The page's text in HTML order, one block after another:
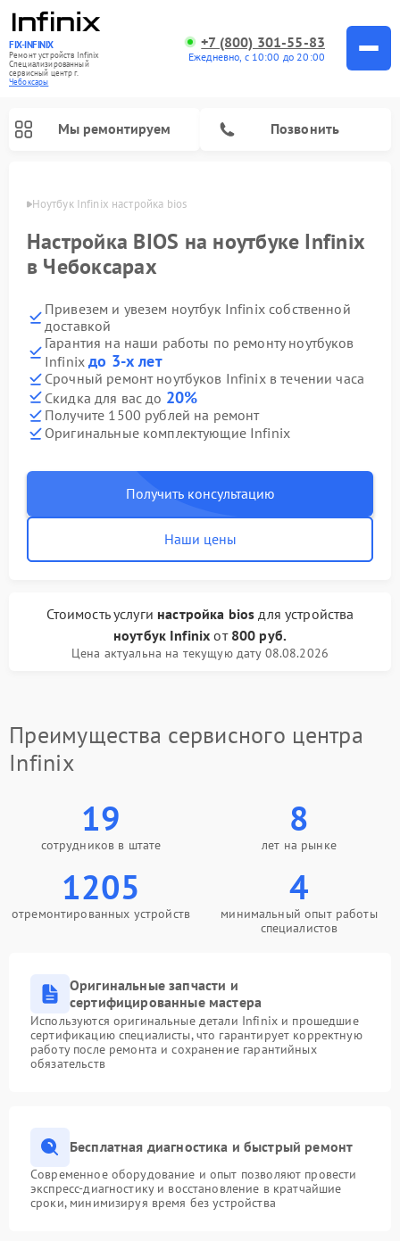
FIX-INFINIX
Ремонт устройств Infinix
Специализированный
cервисный центр г.
Чебоксары
+7 (800) 301-55-83
Ежедневно, с 10:00 до 20:00
Мы ремонтируем Позвонить
Ноутбук Infinix настройка bios
Настройка BIOS на ноутбуке Infinix
в Чебоксарах
Привезем и увезем ноутбук Infinix собственной
доставкой
Гарантия на наши работы по ремонту ноутбуков
Infinixдо 3-х лет
Срочный ремонт ноутбуков Infinix в течении часа
Скидка для вас до 20%
Получите 1500 рублей на ремонт
Оригинальные комплектующие Infinix
Получить консультацию
Наши цены
Стоимость услуги настройка bios для устройства
ноутбук Infinix от 800 руб.
Цена актуальна на текущую дату 08.08.2026
Преимущества сервисного центра
Infinix
19
сотрудников в штате
8
лет на рынке
1205
отремонтированных устройств
4
минимальный опыт работы
специалистов
Оригинальные запчасти и
сертифицированные мастера
Используются оригинальные детали Infinix и прошедшие
сертификацию специалисты, что гарантирует корректную
работу после ремонта и сохранение гарантийных
обязательств
Бесплатная диагностика и быстрый ремонт
Современное оборудование и опыт позволяют провести
экспресс-диагностику и восстановление в кратчайшие
сроки, минимизируя время без устройства